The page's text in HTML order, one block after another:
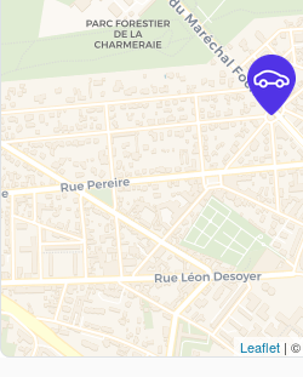
Leaflet | ©